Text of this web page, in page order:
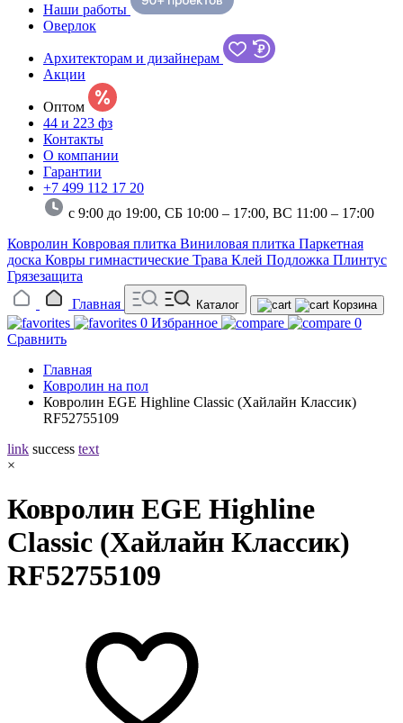
Наши работы
Оверлок
Архитекторам и дизайнерам
Акции
Оптом
44 и 223 фз
Контакты
О компании
Гарантии
+7 499 112 17 20
с 9:00 до 19:00, СБ 10:00 – 17:00, ВС 11:00 – 17:00
Ковролин Ковровая плитка Виниловая плитка Паркетная
доска Ковры гимнастические Трава Клей Подложка Плинтус
Грязезащита
Главная
Каталог Корзина
0 Избранное
0
Сравнить
Главная
Ковролин на пол
Ковролин EGE Highline Classic (Хайлайн Классик)
RF52755109
link success text
×
Ковролин EGE Highline
Classic (Хайлайн Классик)
RF52755109